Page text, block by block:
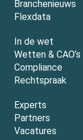
Branchenieuws
Flexdata
In de wet
Wetten & CAO’s
Compliance
Rechtspraak
Experts
Partners
Vacatures